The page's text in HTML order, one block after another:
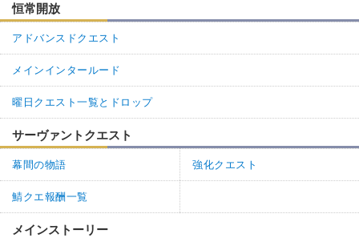
恒常開放
アドバンスドクエスト
メインインタールード
曜日クエスト一覧とドロップ
サーヴァントクエスト
幕間の物語 強化クエスト
鯖クエ報酬一覧
メインストーリー